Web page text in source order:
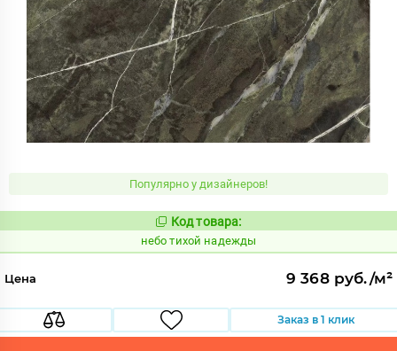
Популярно у дизайнеров!
Код:
1122057
Код товара:
небо тихой надежды
Цена 9 368 руб./м²
Заказ в 1 клик